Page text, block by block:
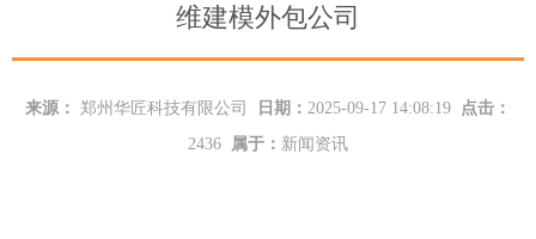
维建模外包公司
来源： 郑州华匠科技有限公司 日期： 2025-09-17 14:08:19
点击：
2436
属于： 新闻资讯